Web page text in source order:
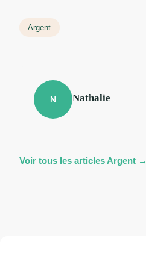
Argent
N Nathalie
Voir tous les articles Argent →